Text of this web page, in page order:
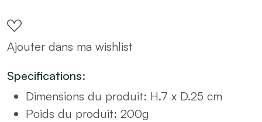
D25
quantity
Ajouter dans ma wishlist
Specifications:
Dimensions du produit: H.7 x D.25 cm
Poids du produit: 200g